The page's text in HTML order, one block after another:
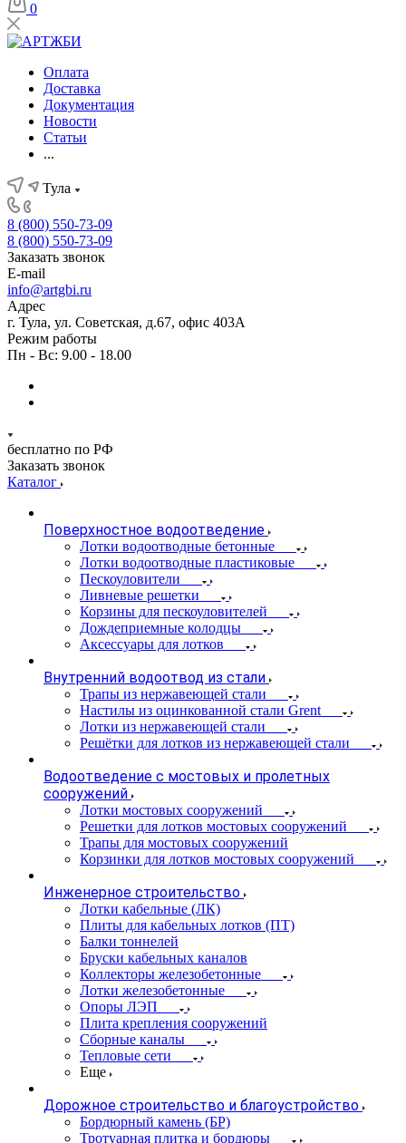
0
Оплата
Доставка
Документация
Новости
Статьи
...
Тула
8 (800) 550-73-09
8 (800) 550-73-09
Заказать звонок
E-mail
info@artgbi.ru
Адрес
г. Тула, ул. Советская, д.67, офис 403А
Режим работы
Пн - Вс: 9.00 - 18.00
бесплатно по РФ
Заказать звонок
Каталог
Поверхностное водоотведение
Лотки водоотводные бетонные
Лотки водоотводные пластиковые
Пескоуловители
Ливневые решетки
Корзины для пескоуловителей
Дождеприемные колодцы
Аксессуары для лотков
Внутренний водоотвод из стали
Трапы из нержавеющей стали
Настилы из оцинкованной стали Grent
Лотки из нержавеющей стали
Решётки для лотков из нержавеющей стали
Водоотведение с мостовых и пролетных
сооружений
Лотки мостовых сооружений
Решетки для лотков мостовых сооружений
Трапы для мостовых сооружений
Корзинки для лотков мостовых сооружений
Инженерное строительство
Лотки кабельные (ЛК)
Плиты для кабельных лотков (ПТ)
Балки тоннелей
Бруски кабельных каналов
Коллекторы железобетонные
Лотки железобетонные
Опоры ЛЭП
Плита крепления сооружений
Сборные каналы
Тепловые сети
Еще
Дорожное строительство и благоустройство
Бордюрный камень (БР)
Тротуарная плитка и бордюры